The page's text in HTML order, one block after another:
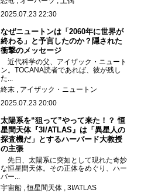
2025.07.23 22:30
なぜニュートンは「2060年に世界が
終わる」と予言したのか？隠された
衝撃のメッセージ
近代科学の父、アイザック・ニュート
ン。TOCANA読者であれば、彼が残し
た...
終末
アイザック・ニュートン
2025.07.23 20:00
太陽系を“狙って”やって来た！？ 恒
星間天体『3I/ATLAS』は「異星人の
探査機だ」とするハーバード大教授
の主張
先日、太陽系に突如として現れた奇妙
な恒星間天体。その正体をめぐり、ハー
バー...
宇宙船
恒星間天体
3I/ATLAS